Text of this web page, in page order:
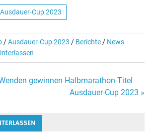
Ausdauer-Cup 2023
/Ausdauer-Cup 2023 / Berichte/ News
gewinnen Halbmarathon-Titel
Ausdauer-Cup 2023 »